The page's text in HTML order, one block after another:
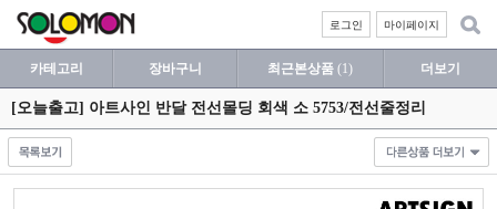
마이페이지
로그인
카테고리 장바구니 최근본상품 (1) 더보기
[오늘출고] 아트사인 반달 전선몰딩 회색 소 5753/전선줄정리